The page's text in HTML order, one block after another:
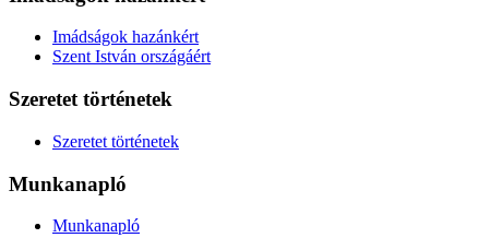
Imádságok hazánkért
Szent István országáért
Szeretet történetek
Szeretet történetek
Munkanapló
Munkanapló